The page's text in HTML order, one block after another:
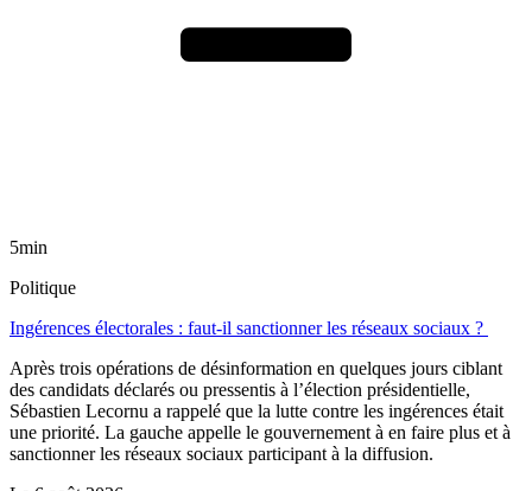
5min
Politique
Ingérences électorales : faut-il sanctionner les réseaux sociaux ?
Après trois opérations de désinformation en quelques jours ciblant
des candidats déclarés ou pressentis à l’élection présidentielle,
Sébastien Lecornu a rappelé que la lutte contre les ingérences était
une priorité. La gauche appelle le gouvernement à en faire plus et à
sanctionner les réseaux sociaux participant à la diffusion.